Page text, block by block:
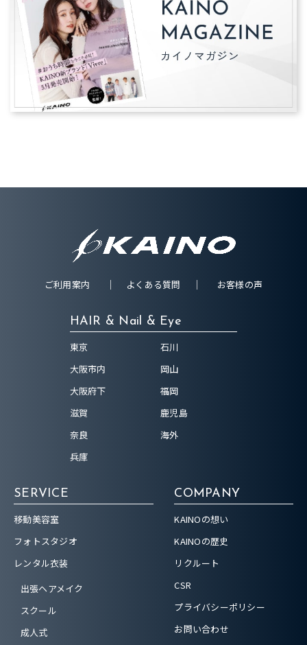
ご利用案内 よくある質問 お客様の声
HAIR & Nail & Eye
東京
大阪市内
大阪府下
滋賀
奈良
兵庫
石川
岡山
福岡
鹿児島
海外
SERVICE
移動美容室
フォトスタジオ
レンタル衣装
出張ヘアメイク
スクール
成人式
COMPANY
KAINOの想い
KAINOの歴史
リクルート
CSR
プライバシーポリシー
お問い合わせ